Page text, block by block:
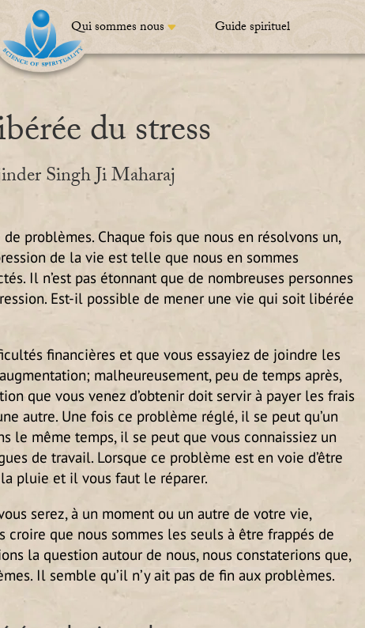
Qui sommes nous Guide spirituel
du stress
Singh Ji Maharaj
problèmes. Chaque fois que nous en résolvons un,
de la vie est telle que nous en sommes
Il n’est pas étonnant que de nombreuses personnes
Est-il possible de mener une vie qui soit libérée
financières et que vous essayiez de joindre les
malheureusement, peu de temps après,
que vous venez d’obtenir doit servir à payer les frais
autre. Une fois ce problème réglé, il se peut qu’un
le même temps, il se peut que vous connaissiez un
de travail. Lorsque ce problème est en voie d’être
pluie et il vous faut le réparer.
serez, à un moment ou un autre de votre vie,
que nous sommes les seuls à être frappés de
la question autour de nous, nous constaterions que,
Il semble qu’il n’y ait pas de fin aux problèmes.